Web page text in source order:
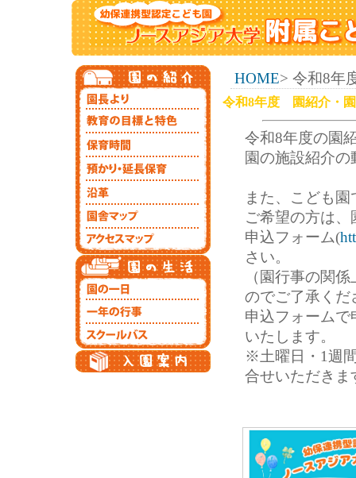
HOME> 令和8年
令和8年度 園紹介・
令和8年度の園
園の施設紹介
また、こども
ご希望の方は、
申込フォーム(
さい。
（園行事の関
のでご了承くだ
申込フォーム
いたします。
※土曜日・1週
合せいただきま